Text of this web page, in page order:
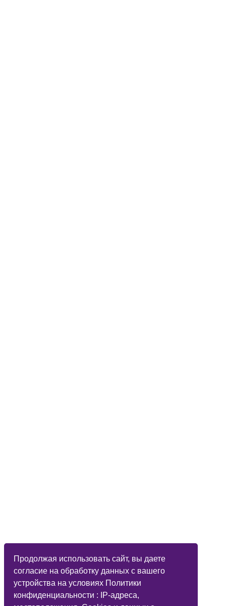
Продолжая использовать сайт, вы даете
согласие на обработку данных с вашего
устройства на условиях Политики
конфиденциальности : IP-адреса,